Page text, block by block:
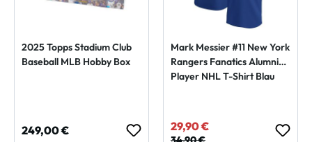
2025 Topps Stadium Club
Baseball MLB Hobby Box
Regulärer Preis:
249,00 €
Mark Messier #11 New York
Rangers Fanatics Alumni
Player NHL T-Shirt Blau
Verkaufspreis:
29,90 €
Regulärer Preis: